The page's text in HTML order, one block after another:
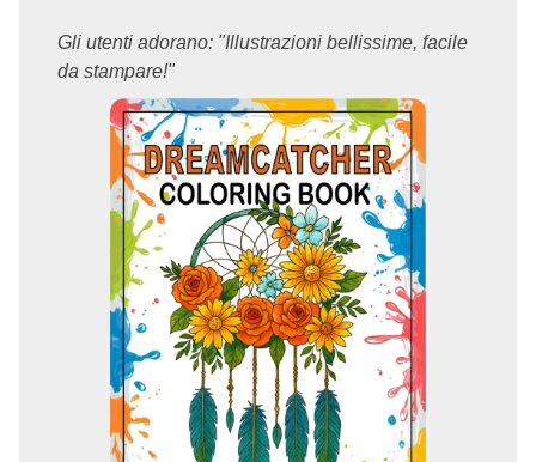
Gli utenti adorano: "Illustrazioni bellissime, facile
da stampare!"